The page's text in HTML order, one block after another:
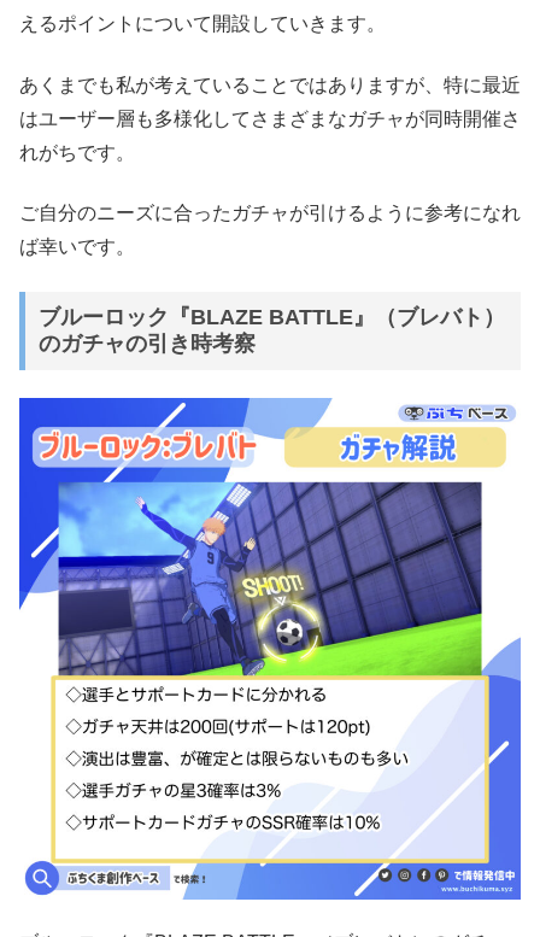
えるポイントについて開設していきます。
あくまでも私が考えていることではありますが、特に最近
はユーザー層も多様化してさまざまなガチャが同時開催さ
れがちです。
ご自分のニーズに合ったガチャが引けるように参考になれ
ば幸いです。
ブルーロック『BLAZE BATTLE』（ブレバト）
のガチャの引き時考察